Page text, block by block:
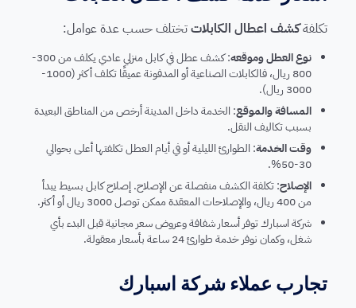
تكلفةكشف اعطال الكابلاتتختلف حسب عدة عوامل:
نوع العطل وموقعه
: كشف عطل في كابل منزلي عادي يكلف من 300-
800 ريال، فالكابلات الصناعية أو المدفونة عميقًا تكلف أكثر (1000-
3000 ريال).
المسافة والموقع: الخدمة داخل المدينة أرخص من المناطق البعيدة
بسبب تكاليف النقل.
وقت الخدمة: الطوارئ الليلية أو في أيام العطل تكلفتها أعلى بحوالي
30-50%.
الإصلاح: تكلفة الكشف منفصلة عن الإصلاح. إصلاح كابل بسيط يبدأ
من 400 ريال، والإصلاحات المعقدة ممكن توصل 3000 ريال أو أكثر.
شركة اسبارك توفر أسعار شفافة وعروض سعر مجانية قبل البدء بأي
شغل، وكمان نوفر خدمة طوارئ 24 ساعة بأسعار معقولة.
تجارب عملاء شركة اسبارك